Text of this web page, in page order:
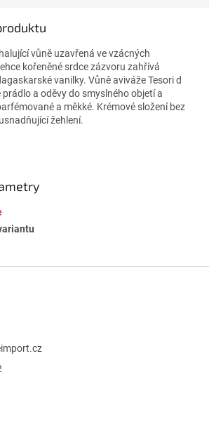
vůně uzavřená ve vzácných
kořeněné srdce zázvoru zahřívá
vanilky. Vůně aviváže Tesori d
prádlo a oděvy do smyslného objetí a
a měkké. Krémové složení bez
žehlení.